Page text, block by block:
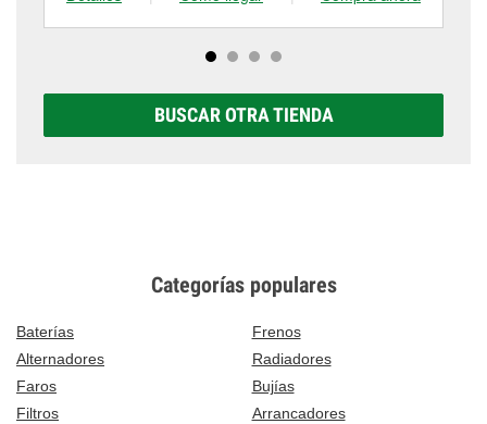
BUSCAR OTRA TIENDA
Categorías populares
Baterías
Frenos
Alternadores
Radiadores
Faros
Bujías
Filtros
Arrancadores